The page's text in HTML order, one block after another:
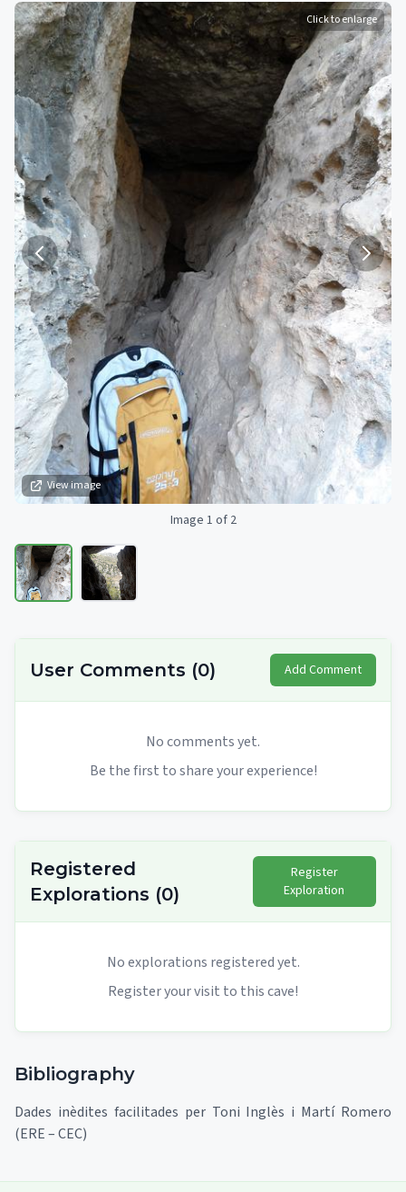
View image
Click to enlarge
Image 1 of 2
User Comments (0) Add Comment
No comments yet.
Be the first to share your experience!
Registered
Explorations (0)
Register
Exploration
No explorations registered yet.
Register your visit to this cave!
Bibliography
Dades inèdites facilitades per Toni Inglès i Martí Romero
(ERE – CEC)